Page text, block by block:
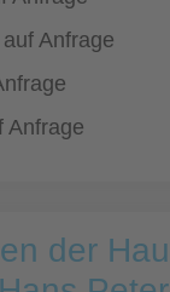
auf Anfrage
Anfrage
der